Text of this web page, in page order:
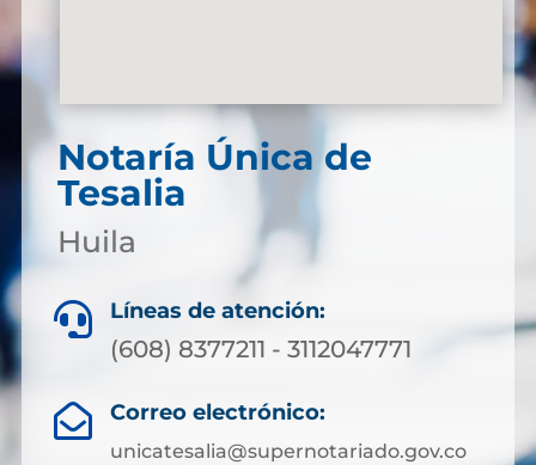
Notaría Única de
Tesalia
Huila
 Líneas de atención:
(608) 8377211 - 3112047771
 Correo electrónico:
unicatesalia@supernotariado.gov.co